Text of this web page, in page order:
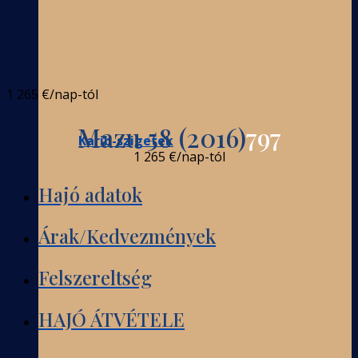
Karib-szigetek
1 265 €/nap-tól
Mazu 58 (2016)797
1 265 €/nap-tól
Hajó adatok
Árak/Kedvezmények
Felszereltség
HAJÓ ÁTVÉTELE